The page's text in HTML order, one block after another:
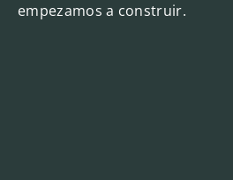
empezamos a construir.